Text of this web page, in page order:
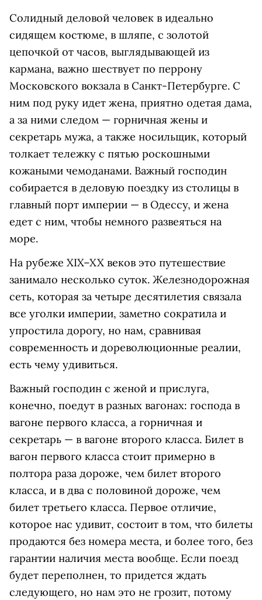
Солидный деловой человек в идеально
сидящем костюме, в шляпе, с золотой
цепочкой от часов, выглядывающей из
кармана, важно шествует по перрону
Московского вокзала в Санкт-Петербурге. С
ним под руку идет жена, приятно одетая дама,
а за ними следом — горничная жены и
секретарь мужа, а также носильщик, который
толкает тележку с пятью роскошными
кожаными чемоданами. Важный господин
собирается в деловую поездку из столицы в
главный порт империи — в Одессу, и жена
едет с ним, чтобы немного развеяться на
море.
На рубеже XIX–XX веков это путешествие
занимало несколько суток. Железнодорожная
сеть, которая за четыре десятилетия связала
все уголки империи, заметно сократила и
упростила дорогу, но нам, сравнивая
современность и дореволюционные реалии,
есть чему удивиться.
Важный господин с женой и прислуга,
конечно, поедут в разных вагонах: господа в
вагоне первого класса, а горничная и
секретарь — в вагоне второго класса. Билет в
вагон первого класса стоит примерно в
полтора раза дороже, чем билет второго
класса, и в два с половиной дороже, чем
билет третьего класса. Первое отличие,
которое нас удивит, состоит в том, что билеты
продаются без номера места, и более того, без
гарантии наличия места вообще. Если поезд
будет переполнен, то придется ждать
следующего, но нам это не грозит, потому